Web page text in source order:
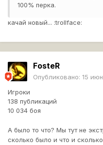
100% перка.
качай новый... :trollface:
FosteR
Опубликовано: 15
Игроки
138 публикаций
10 034 боя
А было то что? Мы тут не
сколько было и что и